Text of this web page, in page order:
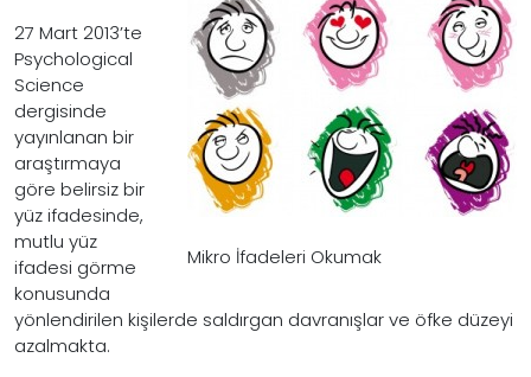
Mikro İfadeleri Okumak
27 Mart 2013’te
Psychological
Science
dergisinde
yayınlanan bir
araştırmaya
göre belirsiz bir
yüz ifadesinde,
mutlu yüz
ifadesi görme
konusunda
yönlendirilen kişilerde saldırgan davranışlar ve öfke düzeyi
azalmakta.